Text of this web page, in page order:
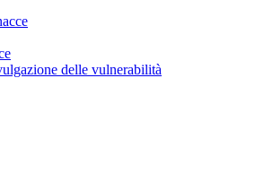
delle vulnerabilità